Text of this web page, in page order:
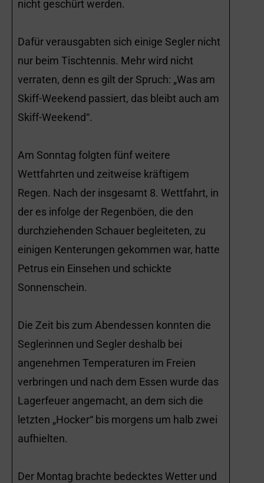
nicht geschürt werden.
Dafür verausgabten sich einige Segler nicht
nur beim Tischtennis. Mehr wird nicht
verraten, denn es gilt der Spruch: „Was am
Skiff-Weekend passiert, das bleibt auch am
Skiff-Weekend“.
Am Sonntag folgten fünf weitere
Wettfahrten und zeitweise kräftigem
Regen. Nach der insgesamt 8. Wettfahrt, in
der es infolge der Regenböen, die den
durchziehenden Schauer begleiteten, zu
einigen Kenterungen gekommen war, hatte
Petrus ein Einsehen und schickte
Sonnenschein.
Die Zeit bis zum Abendessen konnten die
Seglerinnen und Segler deshalb bei
angenehmen Temperaturen im Freien
verbringen und nach dem Essen wurde das
Lagerfeuer angemacht, an dem sich die
letzten „Hocker“ bis morgens um halb zwei
aufhielten.
Der Montag brachte bedecktes Wetter und